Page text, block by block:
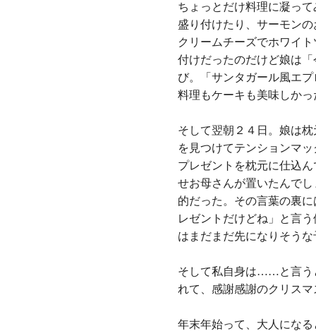
ちょっとだけ料理に凝っ
盛り付けたり、サーモン
クリームチーズでホワイ
付けだったのだけど娘は
び。「サンタガール風エ
料理もケーキも美味しか
そして翌朝２４日。娘は
を見つけてテンションマ
プレゼントを枕元に仕込
せお母さんが置いたんで
的だった。その言葉の裏
レゼントだけどね」と言
はまだまだ先になりそうな
そして私自身は……と言う
れて、感謝感謝のクリスマ
年末年始って、大人にな